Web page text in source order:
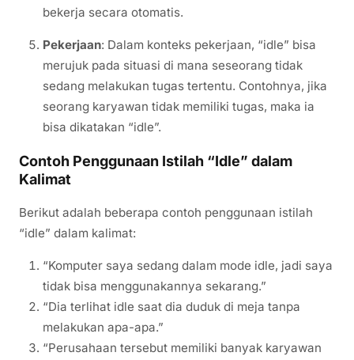
bekerja secara otomatis.
Pekerjaan: Dalam konteks pekerjaan, “idle” bisa
merujuk pada situasi di mana seseorang tidak
sedang melakukan tugas tertentu. Contohnya, jika
seorang karyawan tidak memiliki tugas, maka ia
bisa dikatakan “idle”.
Contoh Penggunaan Istilah “Idle” dalam
Kalimat
Berikut adalah beberapa contoh penggunaan istilah
“idle” dalam kalimat:
“Komputer saya sedang dalam mode idle, jadi saya
tidak bisa menggunakannya sekarang.”
“Dia terlihat idle saat dia duduk di meja tanpa
melakukan apa-apa.”
“Perusahaan tersebut memiliki banyak karyawan